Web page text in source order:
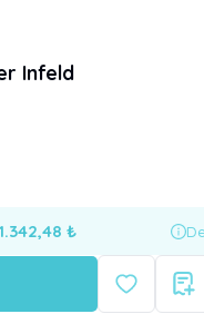
Infeld
₺